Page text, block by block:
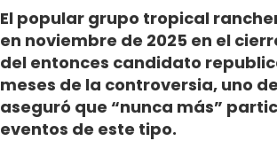
El popular grupo tropical
en noviembre de 2025 en el
del entonces candidato
meses de la controversia, uno
aseguró que “nunca más”
eventos de este tipo.